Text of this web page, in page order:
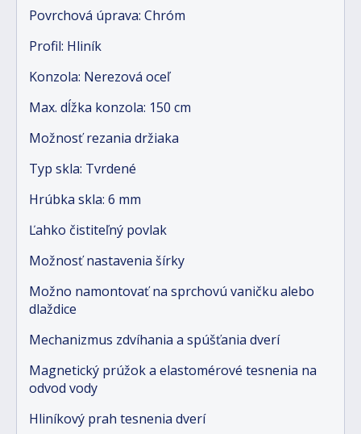
Povrchová úprava: Chróm
Profil: Hliník
Konzola: Nerezová oceľ
Max. dĺžka konzola: 150 cm
Možnosť rezania držiaka
Typ skla: Tvrdené
Hrúbka skla: 6 mm
Ľahko čistiteľný povlak
Možnosť nastavenia šírky
Možno namontovať na sprchovú vaničku alebo
dlaždice
Mechanizmus zdvíhania a spúšťania dverí
Magnetický prúžok a elastomérové tesnenia na
odvod vody
Hliníkový prah tesnenia dverí